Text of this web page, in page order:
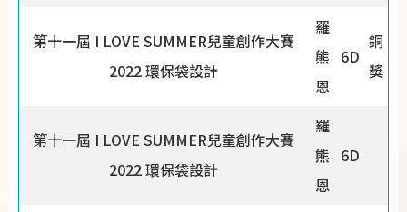
第十一屆 I LOVE SUMMER兒童創作大賽
2022 環保袋設計
羅
熊
恩
6D
銅
獎
第十一屆 I LOVE SUMMER兒童創作大賽
2022 環保袋設計
羅
熊
恩
6D